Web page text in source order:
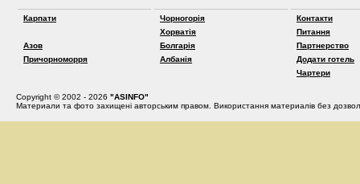
Карпати
Азов
Причорноморря
Чорногорія
Хорватія
Болгарія
Албанія
Контакти
Питання
Партнерство
Додати готель
Чартери
Copyright © 2002 - 2026 "ASINFO"
Материали та фото захищені авторським правом. Використання материалів без